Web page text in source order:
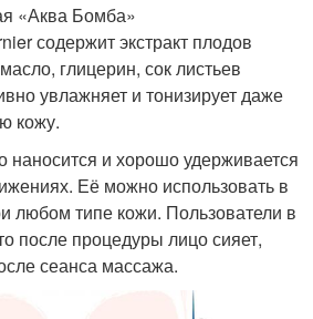
«Аква Бомба»
содержит экстракт плодов
глицерин, сок листьев
увлажняет и тонизирует даже
кожу.
наносится и хорошо удерживается
Её можно использовать в
любом типе кожи. Пользователи в
после процедуры лицо сияет,
сеанса массажа.